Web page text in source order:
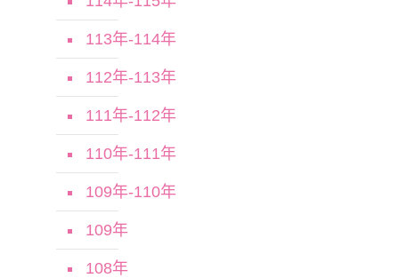
113年-114年
112年-113年
111年-112年
110年-111年
109年-110年
109年
108年